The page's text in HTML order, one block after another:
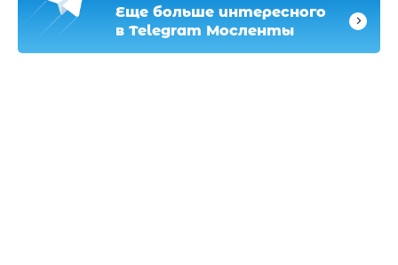
Еще больше интересного
в Telegram Мосленты